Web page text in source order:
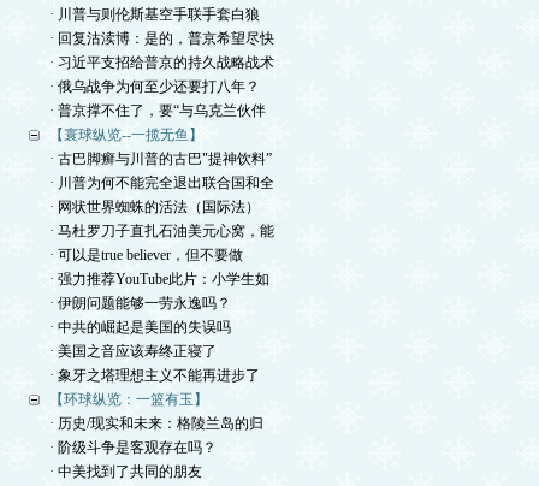
· 川普与则伦斯基空手联手套白狼
· 回复沽渎博：是的，普京希望尽快
· 习近平支招给普京的持久战略战术
· 俄乌战争为何至少还要打八年？
· 普京撑不住了，要“与乌克兰伙伴
【寰球纵览--一揽无鱼】
· 古巴脚癣与川普的古巴"提神饮料”
· 川普为何不能完全退出联合国和全
· 网状世界蜘蛛的活法（国际法）
· 马杜罗刀子直扎石油美元心窝，能
· 可以是true believer，但不要做
· 强力推荐YouTube此片：小学生如
· 伊朗问题能够一劳永逸吗？
· 中共的崛起是美国的失误吗
· 美国之音应该寿终正寝了
· 象牙之塔理想主义不能再进步了
【环球纵览：一篮有玉】
· 历史/现实和未来：格陵兰岛的归
· 阶级斗争是客观存在吗？
· 中美找到了共同的朋友